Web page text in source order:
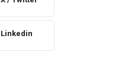
Linkedin